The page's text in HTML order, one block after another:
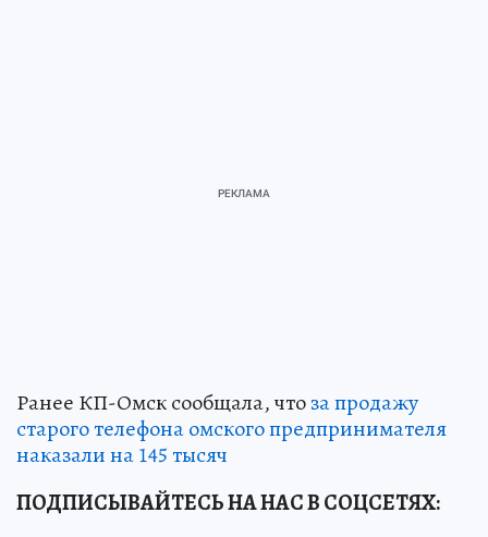
Ранее КП-Омск сообщала, чтоза продажу
старого телефона омского предпринимателя
наказали на 145 тысяч
ПОДПИСЫВАЙТЕСЬ НА НАС В СОЦСЕТЯХ: